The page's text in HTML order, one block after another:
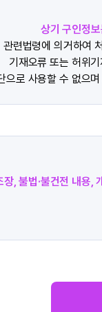
상기 구인정
관련법령에 의거하여
기재오류 또는 허위
으로 사용할 수 없으
장, 불법·불건전 내용